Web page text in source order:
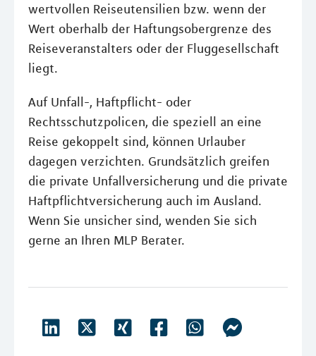
wertvollen Reiseutensilien bzw. wenn der
Wert oberhalb der Haftungsobergrenze des
Reiseveranstalters oder der Fluggesellschaft
liegt.
Auf Unfall-, Haftpflicht- oder
Rechtsschutzpolicen, die speziell an eine
Reise gekoppelt sind, können Urlauber
dagegen verzichten. Grundsätzlich greifen
die private Unfallversicherung und die private
Haftpflichtversicherung auch im Ausland.
Wenn Sie unsicher sind, wenden Sie sich
gerne an Ihren MLP Berater.